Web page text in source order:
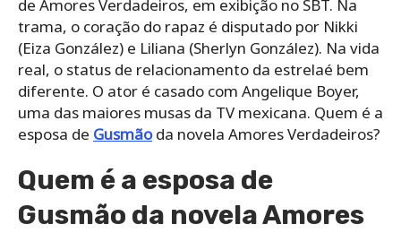
de Amores Verdadeiros, em exibição no SBT. Na
trama, o coração do rapaz é disputado por Nikki
(Eiza González) e Liliana (Sherlyn González). Na vida
real, o status de relacionamento da estrelaé bem
diferente. O ator é casado com Angelique Boyer,
uma das maiores musas da TV mexicana. Quem é a
esposa de Gusmãoda novela Amores Verdadeiros?
Quem é a esposa de
Gusmão da novela Amores